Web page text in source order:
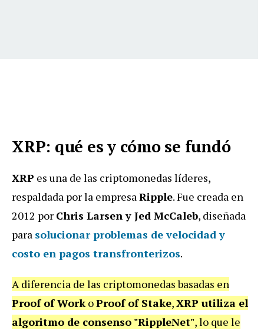
XRP: qué es y cómo se fundó
XRP es una de las criptomonedas líderes,
respaldada por la empresaRipple. Fue creada en
2012 por Chris Larsen y Jed McCaleb, diseñada
para solucionar problemas de velocidad y
costo en pagos transfronterizos.
A diferencia de las criptomonedas basadas en
Proof of WorkoProof of Stake,XRP utiliza el
algoritmo de consenso "RippleNet", lo que le